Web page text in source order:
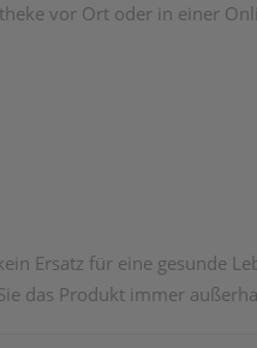
vor Ort oder in einer
Ersatz für eine gesunde
das Produkt immer